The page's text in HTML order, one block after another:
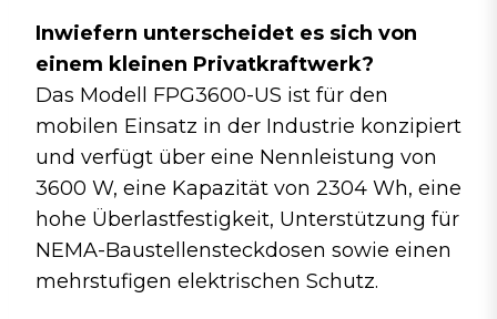
Inwiefern unterscheidet es sich von
einem kleinen Privatkraftwerk?
Das Modell FPG3600-US ist für den
mobilen Einsatz in der Industrie konzipiert
und verfügt über eine Nennleistung von
3600 W, eine Kapazität von 2304 Wh, eine
hohe Überlastfestigkeit, Unterstützung für
NEMA-Baustellensteckdosen sowie einen
mehrstufigen elektrischen Schutz.